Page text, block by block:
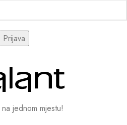
jednom mjestu!